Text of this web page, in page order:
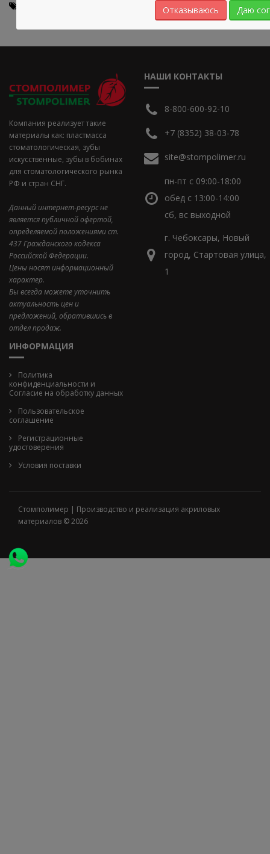
Набор боров на прямой наконечник (30 штук) ,sanpharm
Компания реализует такие
материалы как: пластмасса
стоматологическая, зубы
искусственные, зубы в бобинах
для стоматологического рынка
РФ и стран СНГ.
Данный интернет-ресурс не
является публичной офертой,
определяемой положениями ст.
437 Гражданского кодекса
Российской Федерации.
Цены носят информационный
характер.
Вы всегда можете уточнить
актуальность цен и
предложений, обратившись в
отдел продаж.
НАШИ КОНТАКТЫ
8-800-600-92-10
+7 (8352) 38-03-78
site@stompolimer.ru
пн-пт с 09:00-18:00
обед с 13:00-14:00
сб, вс выходной
г. Чебоксары, Новый
город, Стартовая улица,
1
ИНФОРМАЦИЯ
Политика
конфиденциальности и
Cогласие на обработку данных
Пользовательское
соглашение
Регистрационные
удостоверения
Условия поставки
Стомполимер | Производство и реализация акриловых
материалов © 2026
Отказываюсь Даю